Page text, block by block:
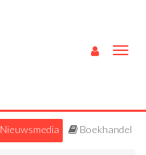
Nieuwsmedia Boekhandel